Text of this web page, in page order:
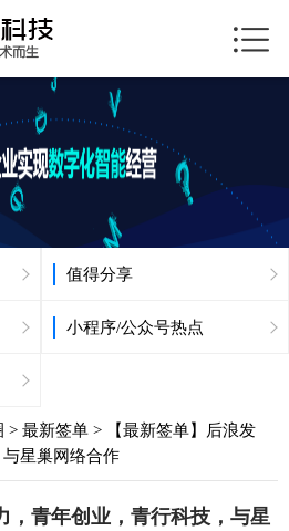
值得分享
小程序/公众号热点
> 最新签单 > 【最新签单】后浪发
星巢网络合作
，青年创业，青行科技，与星